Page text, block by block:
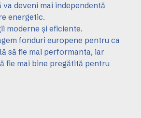
deveni mai independentă
energetic.
moderne și eficiente.
fonduri europene pentru ca
să fie mai performanta, iar
fie mai bine pregătită pentru